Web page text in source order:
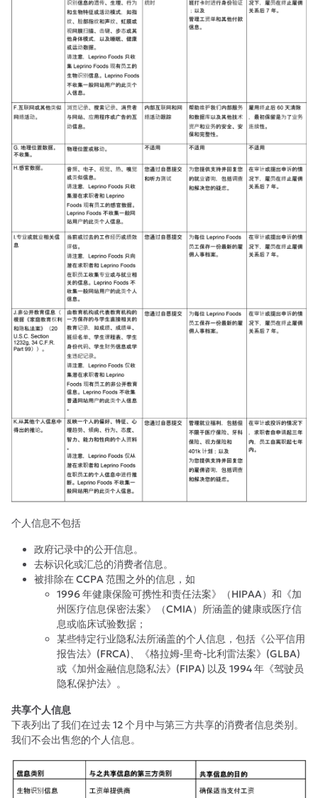
个人信息不包括
政府记录中的公开信息。
去标识化或汇总的消费者信息。
被排除在 CCPA 范围之外的信息，如
1996 年健康保险可携性和责任法案》（HIPAA）和《加
州医疗信息保密法案》（CMIA）所涵盖的健康或医疗信
息或临床试验数据；
某些特定行业隐私法所涵盖的个人信息，包括《公平信用
报告法》(FRCA)、《格拉姆-里奇-比利雷法案》(GLBA)
或《加州金融信息隐私法》(FIPA) 以及 1994 年《驾驶员
隐私保护法》。
共享个人信息
下表列出了我们在过去 12 个月中与第三方共享的消费者信息类别。
我们不会出售您的个人信息。